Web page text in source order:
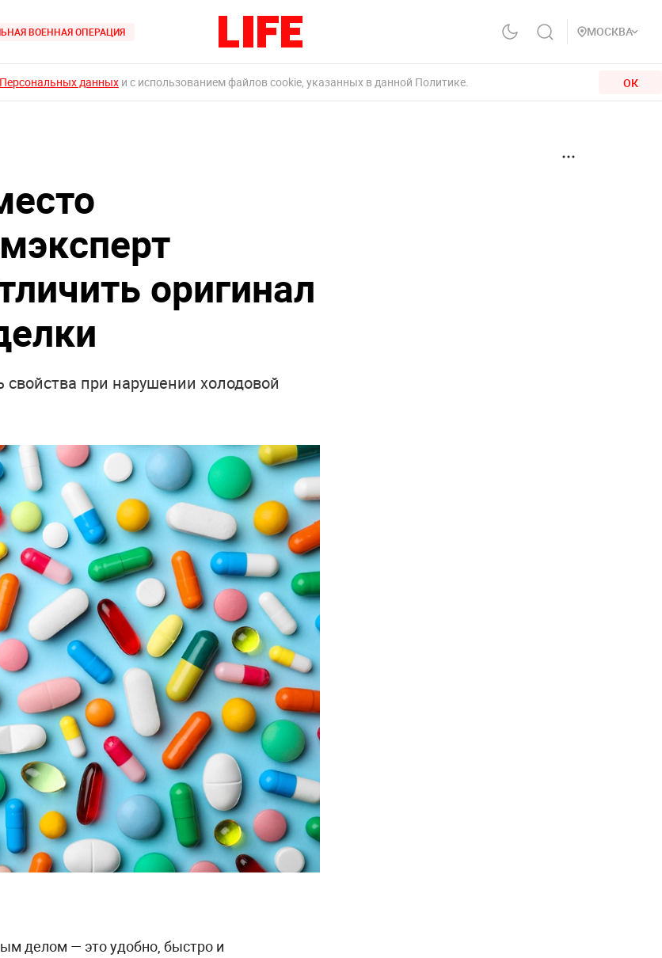
ВОЕННАЯ ОПЕРАЦИЯ МОСКВА
данных и с использованием файлов cookie, указанных в данной Политике. ОК
оригинал
при нарушении холодовой
делом — это удобно, быстро и